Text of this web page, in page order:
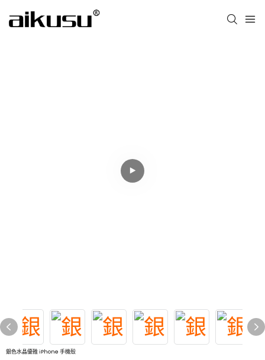
銀色水晶優雅 iPhone 手機殼